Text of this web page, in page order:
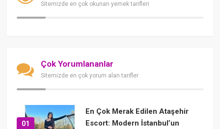
Sitemizde en çok okunan yemek tarifleri
Çok Yorumlananlar
Sitemizde en çok yorum alan tarifler
01
En Çok Merak Edilen Ataşehir
Escort: Modern İstanbul’un